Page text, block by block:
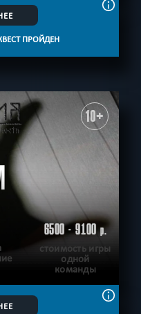
ПРОЙДЕН
10+
6500 - 9100р.
стоимость игры
одной
команды